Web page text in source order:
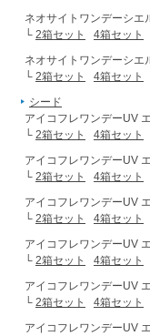
ネオサイトワンデーシエ
└ 2箱セット 4箱セット
ネオサイトワンデーシエ
└ 2箱セット 4箱セット
シード
アイコフレワンデーUV
└ 2箱セット 4箱セット
アイコフレワンデーUV
└ 2箱セット 4箱セット
アイコフレワンデーUV
└ 2箱セット 4箱セット
アイコフレワンデーUV
└ 2箱セット 4箱セット
アイコフレワンデーUV
└ 2箱セット 4箱セット
アイコフレワンデーUV